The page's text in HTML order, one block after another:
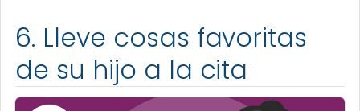
6. Lleve cosas favoritas
de su hijo a la cita